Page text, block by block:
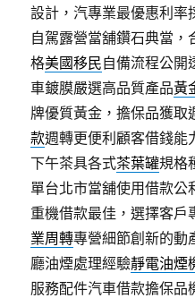
設計，汽專業最優惠利率
自駕露營當舖鑽石典當
格美國移民自備流程公開
車鍍膜嚴選高品質產品黃
牌優質黃金，擔保品獲取
款週轉更便利顧客借錢能
下午茶具各式茶葉罐規格
單台北市當舖使用借款公
重機借款最佳，選擇客戶
業周轉專營細節創新的動
廳油煙處理經驗靜電油煙
服務配件汽車借款擔保品